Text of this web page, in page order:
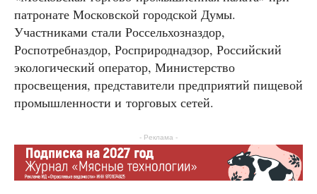
патронате Московской городской Думы.
Участниками стали Россельхозназдор,
Роспотребназдор, Росприроднадзор, Российский
экологический оператор, Министерство
просвещения, представители предприятий пищевой
промышленности и торговых сетей.
- Реклама -